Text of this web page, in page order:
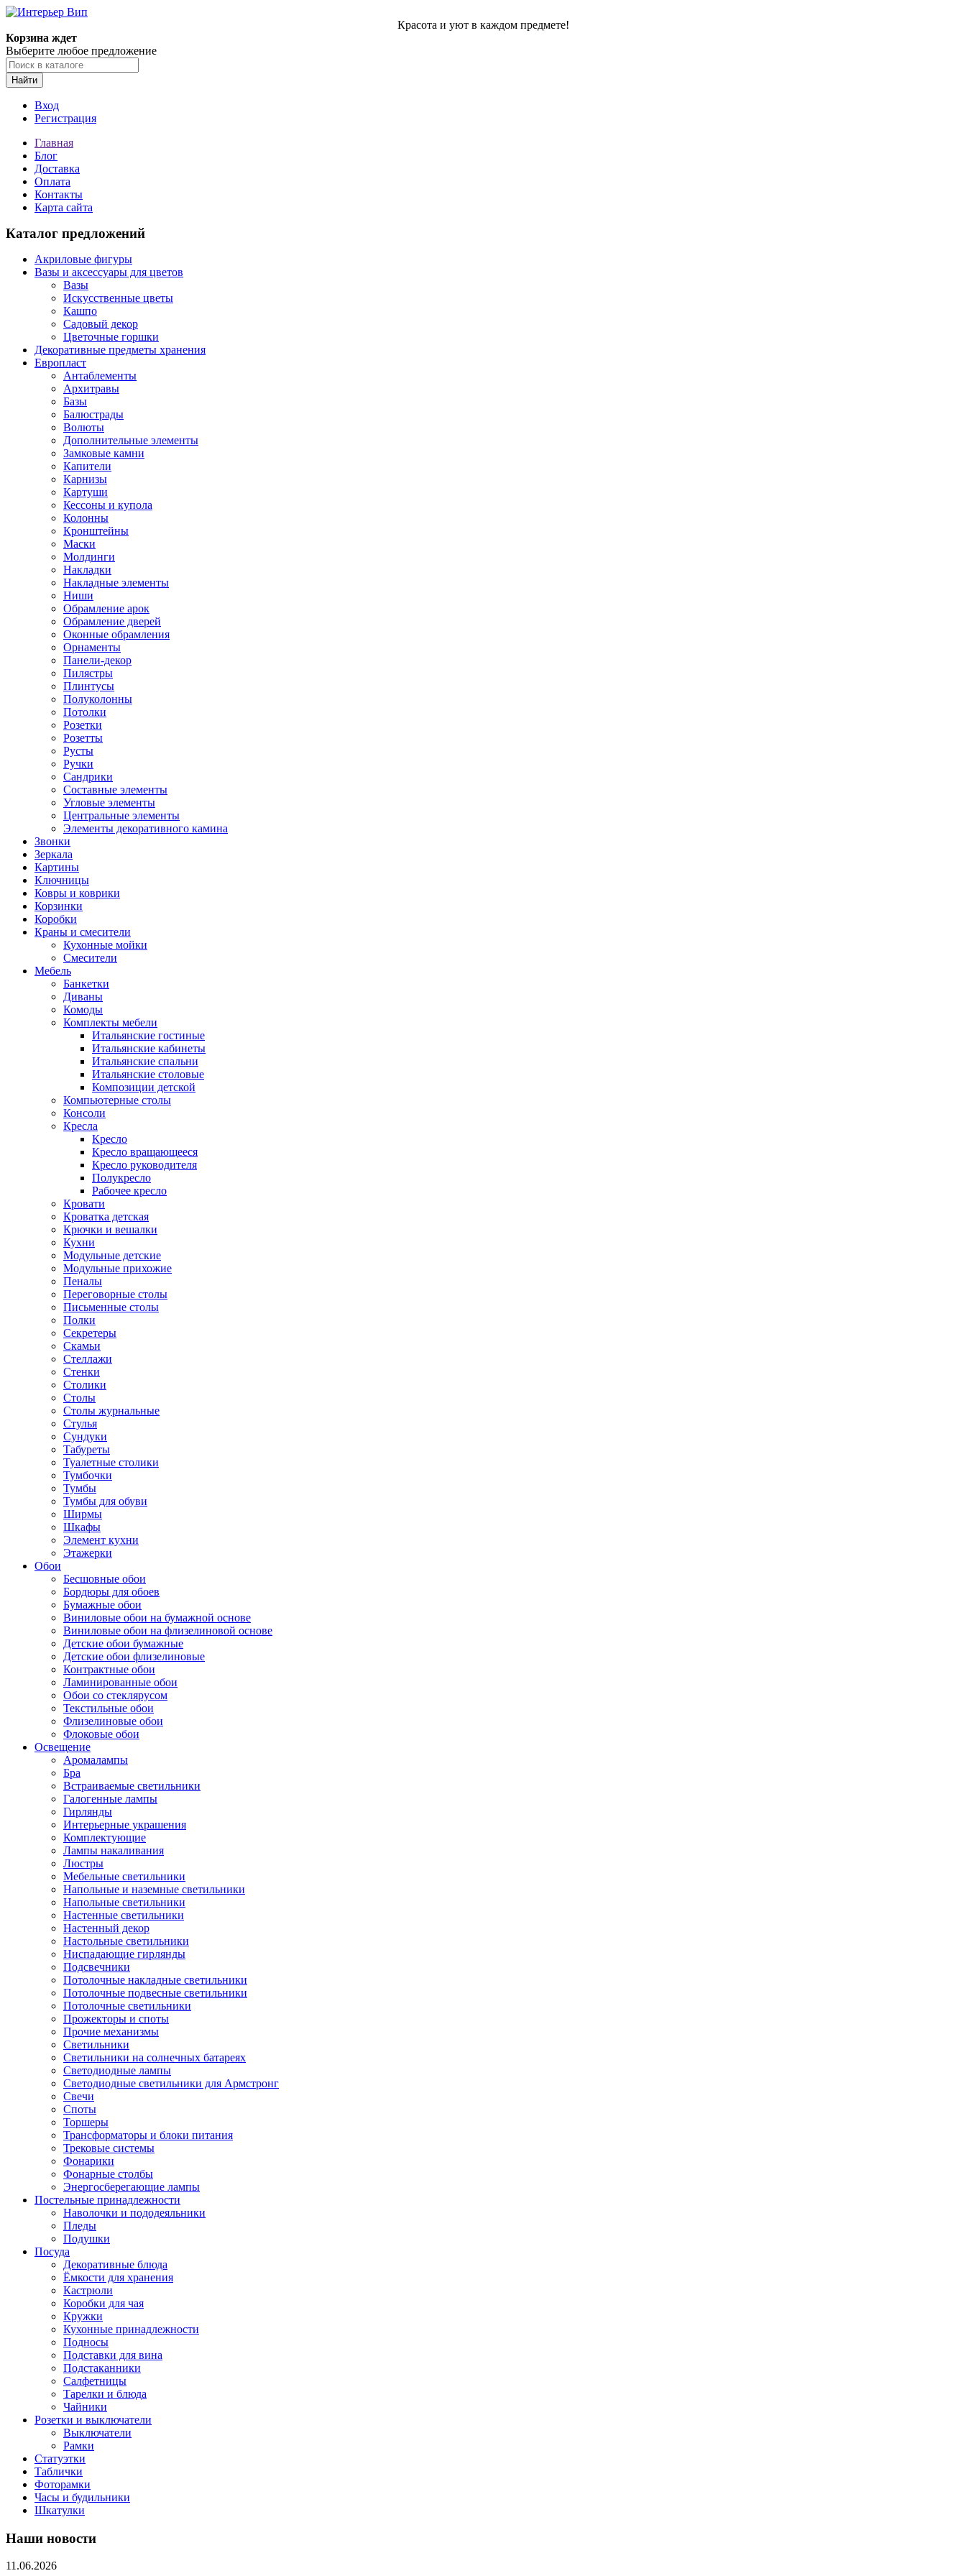
Красота и уют в каждом предмете!
Корзина ждет
Выберите любое предложение
Найти
Вход
Регистрация
Главная
Блог
Доставка
Оплата
Контакты
Карта сайта
Каталог предложений
Акриловые фигуры
Вазы и аксессуары для цветов
Вазы
Искусственные цветы
Кашпо
Садовый декор
Цветочные горшки
Декоративные предметы хранения
Европласт
Антаблементы
Архитравы
Базы
Балюстрады
Волюты
Дополнительные элементы
Замковые камни
Капители
Карнизы
Картуши
Кессоны и купола
Колонны
Кронштейны
Маски
Молдинги
Накладки
Накладные элементы
Ниши
Обрамление арок
Обрамление дверей
Оконные обрамления
Орнаменты
Панели-декор
Пилястры
Плинтусы
Полуколонны
Потолки
Розетки
Розетты
Русты
Ручки
Сандрики
Составные элементы
Угловые элементы
Центральные элементы
Элементы декоративного камина
Звонки
Зеркала
Картины
Ключницы
Ковры и коврики
Корзинки
Коробки
Краны и смесители
Кухонные мойки
Смесители
Мебель
Банкетки
Диваны
Комоды
Комплекты мебели
Итальянские гостиные
Итальянские кабинеты
Итальянские спальни
Итальянские столовые
Композиции детской
Компьютерные столы
Консоли
Кресла
Кресло
Кресло вращающееся
Кресло руководителя
Полукресло
Рабочее кресло
Кровати
Кроватка детская
Крючки и вешалки
Кухни
Модульные детские
Модульные прихожие
Пеналы
Переговорные столы
Письменные столы
Полки
Секретеры
Скамьи
Стеллажи
Стенки
Столики
Столы
Столы журнальные
Стулья
Сундуки
Табуреты
Туалетные столики
Тумбочки
Тумбы
Тумбы для обуви
Ширмы
Шкафы
Элемент кухни
Этажерки
Обои
Бесшовные обои
Бордюры для обоев
Бумажные обои
Виниловые обои на бумажной основе
Виниловые обои на флизелиновой основе
Детские обои бумажные
Детские обои флизелиновые
Контрактные обои
Ламинированные обои
Обои со стеклярусом
Текстильные обои
Флизелиновые обои
Флоковые обои
Освещение
Аромалампы
Бра
Встраиваемые светильники
Галогенные лампы
Гирлянды
Интерьерные украшения
Комплектующие
Лампы накаливания
Люстры
Мебельные светильники
Напольные и наземные светильники
Напольные светильники
Настенные светильники
Настенный декор
Настольные светильники
Ниспадающие гирлянды
Подсвечники
Потолочные накладные светильники
Потолочные подвесные светильники
Потолочные светильники
Прожекторы и споты
Прочие механизмы
Светильники
Светильники на солнечных батареях
Светодиодные лампы
Светодиодные светильники для Армстронг
Свечи
Споты
Торшеры
Трансформаторы и блоки питания
Трековые системы
Фонарики
Фонарные столбы
Энергосберегающие лампы
Постельные принадлежности
Наволочки и пододеяльники
Пледы
Подушки
Посуда
Декоративные блюда
Ёмкости для хранения
Кастрюли
Коробки для чая
Кружки
Кухонные принадлежности
Подносы
Подставки для вина
Подстаканники
Салфетницы
Тарелки и блюда
Чайники
Розетки и выключатели
Выключатели
Рамки
Статуэтки
Таблички
Фоторамки
Часы и будильники
Шкатулки
Наши новости
11.06.2026